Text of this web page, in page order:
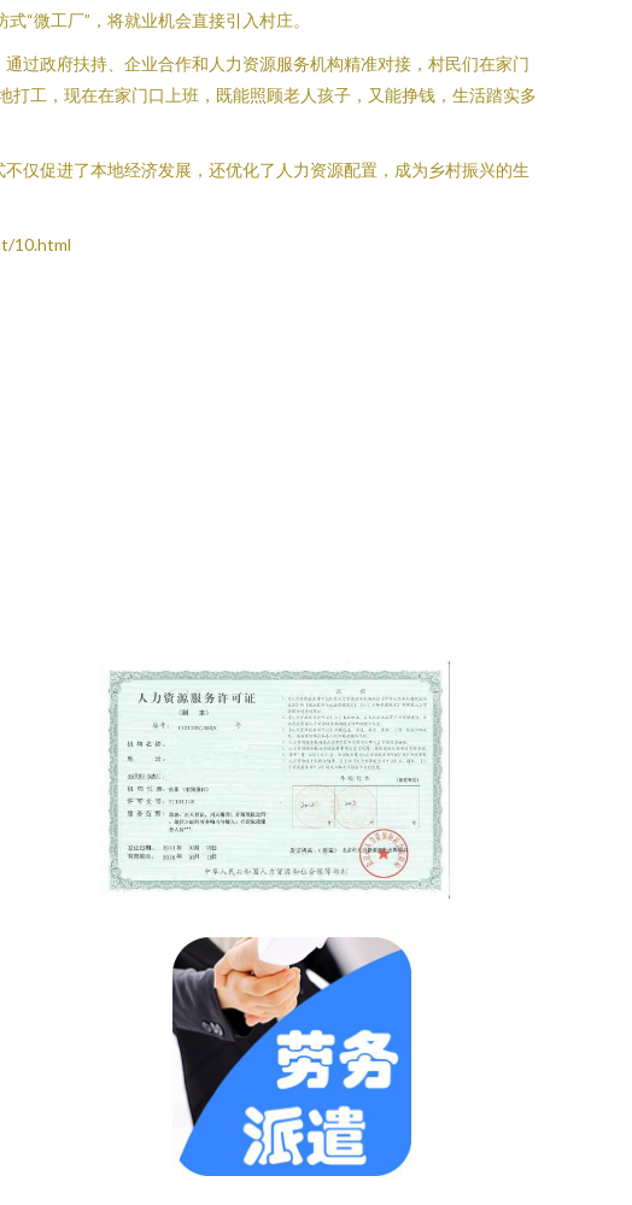
“微工厂”，将就业机会直接引入村庄。
过政府扶持、企业合作和人力资源服务机构精准对接，村民们在家门
工，现在在家门口上班，既能照顾老人孩子，又能挣钱，生活踏实多
仅促进了本地经济发展，还优化了人力资源配置，成为乡村振兴的生
10.html